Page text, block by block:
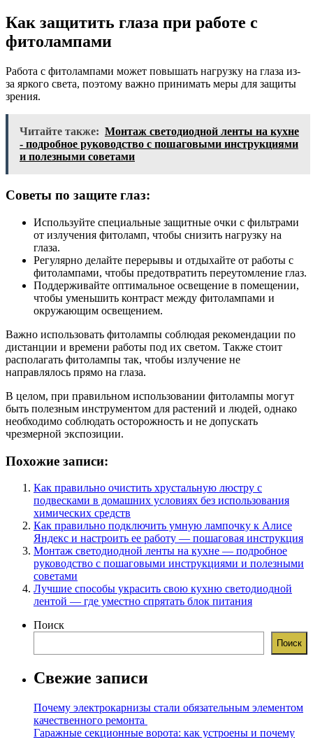
Как защитить глаза при работе с
фитолампами
Работа с фитолампами может повышать нагрузку на глаза из-
за яркого света, поэтому важно принимать меры для защиты
зрения.
Читайте также: Монтаж светодиодной ленты на кухне
- подробное руководство с пошаговыми инструкциями
и полезными советами
Советы по защите глаз:
Используйте специальные защитные очки с фильтрами
от излучения фитоламп, чтобы снизить нагрузку на
глаза.
Регулярно делайте перерывы и отдыхайте от работы с
фитолампами, чтобы предотвратить переутомление глаз.
Поддерживайте оптимальное освещение в помещении,
чтобы уменьшить контраст между фитолампами и
окружающим освещением.
Важно использовать фитолампы соблюдая рекомендации по
дистанции и времени работы под их светом. Также стоит
располагать фитолампы так, чтобы излучение не
направлялось прямо на глаза.
В целом, при правильном использовании фитолампы могут
быть полезным инструментом для растений и людей, однако
необходимо соблюдать осторожность и не допускать
чрезмерной экспозиции.
Похожие записи:
Как правильно очистить хрустальную люстру с
подвесками в домашних условиях без использования
химических средств
Как правильно подключить умную лампочку к Алисе
Яндекс и настроить ее работу — пошаговая инструкция
Монтаж светодиодной ленты на кухне — подробное
руководство с пошаговыми инструкциями и полезными
советами
Лучшие способы украсить свою кухню светодиодной
лентой — где уместно спрятать блок питания
Поиск
Поиск
Свежие записи
Почему электрокарнизы стали обязательным элементом
качественного ремонта
Гаражные секционные ворота: как устроены и почему